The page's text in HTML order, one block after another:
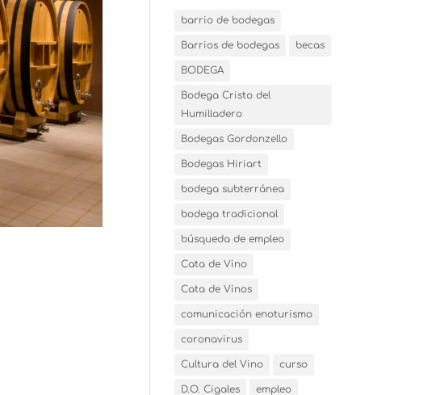
barrio de bodegas
Barrios de bodegas becas
BODEGA
Bodega Cristo del
Humilladero
Bodegas Gordonzello
Bodegas Hiriart
bodega subterránea
bodega tradicional
búsqueda de empleo
Cata de Vino
Cata de Vinos
comunicación enoturismo
coronavirus
Cultura del Vino curso
D.O. Cigales empleo